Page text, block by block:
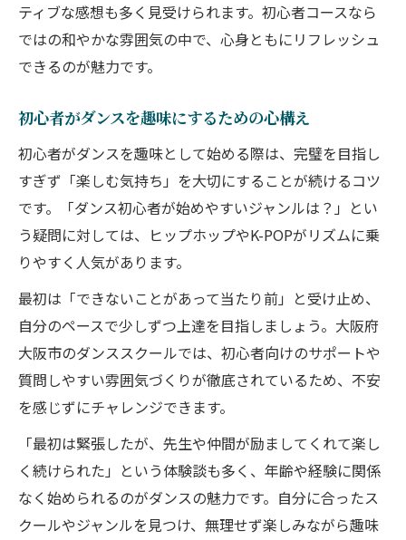
ティブな感想も多く見受けられます。初心者コースなら
ではの和やかな雰囲気の中で、心身ともにリフレッシュ
できるのが魅力です。
初心者がダンスを趣味にするための心構え
初心者がダンスを趣味として始める際は、完璧を目指し
すぎず「楽しむ気持ち」を大切にすることが続けるコツ
です。「ダンス初心者が始めやすいジャンルは？」とい
う疑問に対しては、ヒップホップやK-POPがリズムに乗
りやすく人気があります。
最初は「できないことがあって当たり前」と受け止め、
自分のペースで少しずつ上達を目指しましょう。大阪府
大阪市のダンススクールでは、初心者向けのサポートや
質問しやすい雰囲気づくりが徹底されているため、不安
を感じずにチャレンジできます。
「最初は緊張したが、先生や仲間が励ましてくれて楽し
く続けられた」という体験談も多く、年齢や経験に関係
なく始められるのがダンスの魅力です。自分に合ったス
クールやジャンルを見つけ、無理せず楽しみながら趣味